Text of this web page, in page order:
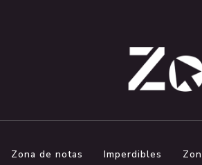
Zona de notas Imperdibles